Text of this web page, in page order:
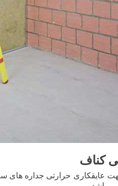
کناف
عایقکاری حرارتی جداره های